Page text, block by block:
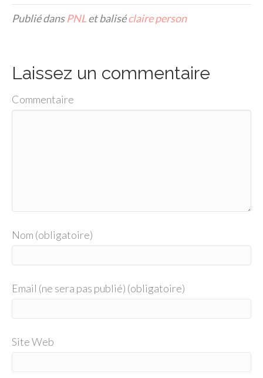
Publié dansPNLet baliséclaire person
Laissez un commentaire
Commentaire
Nom (obligatoire)
Email (ne sera pas publié) (obligatoire)
Site Web